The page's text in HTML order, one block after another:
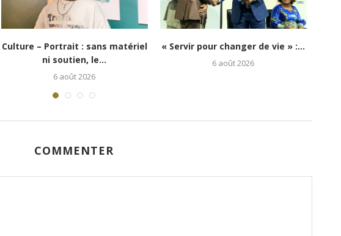
un
Lubumbashi : Kongo 26Street
redonne espoir aux enfants...
Festival Congo Mboka Vibe : la
jeunesse kinoise...
COMMENTER